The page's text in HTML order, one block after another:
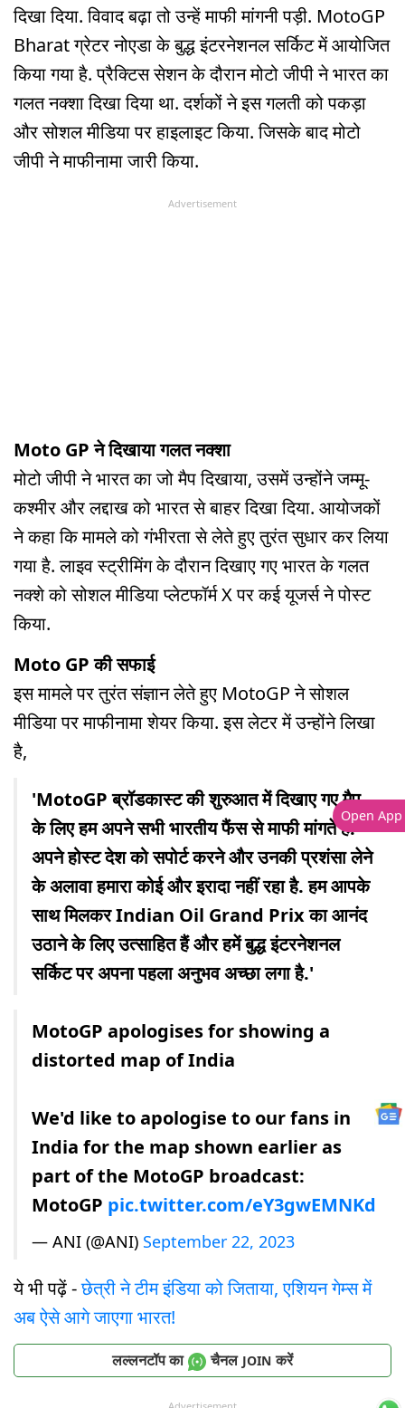
दिखा दिया. विवाद बढ़ा तो उन्हें माफी मांगनी पड़ी. MotoGP
Bharat ग्रेटर नोएडा के बुद्ध इंटरनेशनल सर्किट में आयोजित
किया गया है. प्रैक्टिस सेशन के दौरान मोटो जीपी ने भारत का
गलत नक्शा दिखा दिया था. दर्शकों ने इस गलती को पकड़ा
और सोशल मीडिया पर हाइलाइट किया. जिसके बाद मोटो
जीपी ने माफीनामा जारी किया.
Advertisement
Moto GP ने दिखाया गलत नक्शा
मोटो जीपी ने भारत का जो मैप दिखाया, उसमें उन्होंने जम्मू-
कश्मीर और लद्दाख को भारत से बाहर दिखा दिया. आयोजकों
ने कहा कि मामले को गंभीरता से लेते हुए तुरंत सुधार कर लिया
गया है. लाइव स्ट्रीमिंग के दौरान दिखाए गए भारत के गलत
नक्शे को सोशल मीडिया प्लेटफॉर्म X पर कई यूजर्स ने पोस्ट
किया.
Moto GP की सफाई
इस मामले पर तुरंत संज्ञान लेते हुए MotoGP ने सोशल
मीडिया पर माफीनामा शेयर किया. इस लेटर में उन्होंने लिखा
है,
'MotoGP ब्रॉडकास्ट की शुरुआत में दिखाए गए मैप
के लिए हम अपने सभी भारतीय फैंस से माफी मांगते हैं.
अपने होस्ट देश को सपोर्ट करने और उनकी प्रशंसा लेने
के अलावा हमारा कोई और इरादा नहीं रहा है. हम आपके
साथ मिलकर Indian Oil Grand Prix का आनंद
उठाने के लिए उत्साहित हैं और हमें बुद्ध इंटरनेशनल
सर्किट पर अपना पहला अनुभव अच्छा लगा है.'
MotoGP apologises for showing a
distorted map of India
We'd like to apologise to our fans in
India for the map shown earlier as
part of the MotoGP broadcast:
MotoGP pic.twitter.com/eY3gwEMNKd
— ANI (@ANI) September 22, 2023
ये भी पढ़ें -छेत्री ने टीम इंडिया को जिताया, एशियन गेम्स में
अब ऐसे आगे जाएगा भारत!
लल्लनटॉप का चैनल JOIN करें
Open App